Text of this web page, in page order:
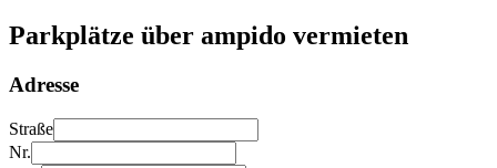
Parkplätze über ampido vermieten
Adresse
Straße
Nr.